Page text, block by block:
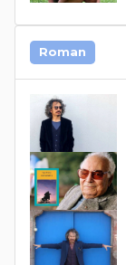
Roman